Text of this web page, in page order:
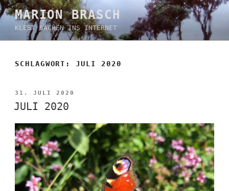
Zum
Inhalt
springen
MARION BRASCH
KLEBT SACHEN INS INTERNET
SCHLAGWORT:JULI 2020
VERÖFFENTLICHT
AM
31. JULI 2020
JULI 2020